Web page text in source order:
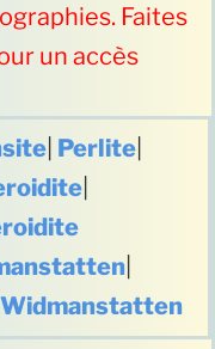
Faites
un accès
Perlite